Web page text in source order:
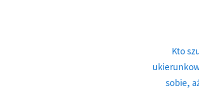
Kto
sobie,